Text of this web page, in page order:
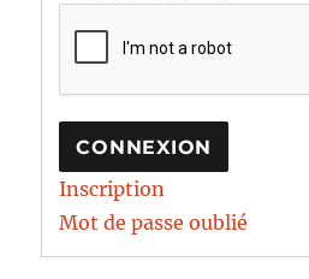
CONNEXION
Inscription
Mot de passe oublié